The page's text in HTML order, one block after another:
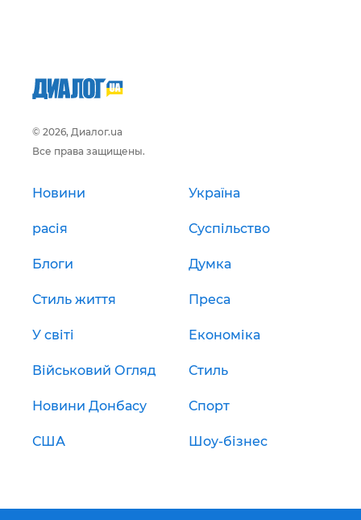
© 2026, Диалог.ua
Все права защищены.
Новини Україна
расія Суспільство
Блоги Думка
Стиль життя Преса
У світі Економіка
Військовий Огляд Стиль
Новини Донбасу Спорт
США Шоу-бізнес